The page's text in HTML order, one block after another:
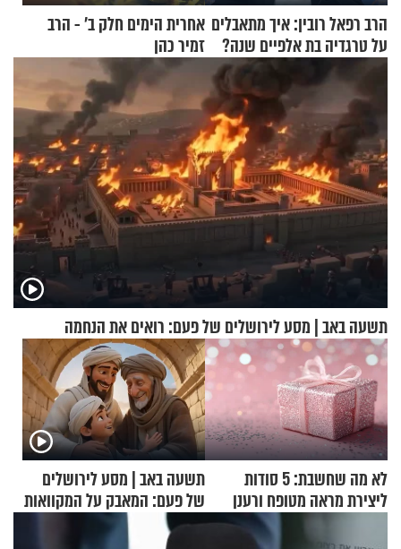
הרב רפאל רובין: איך מתאבלים
על טרגדיה בת אלפיים שנה?
אחרית הימים חלק ב’ - הרב
זמיר כהן
תשעה באב | מסע לירושלים של פעם: רואים את הנחמה
לא מה שחשבת: 5 סודות
ליצירת מראה מטופח ורענן
תשעה באב | מסע לירושלים
של פעם: המאבק על המקוואות